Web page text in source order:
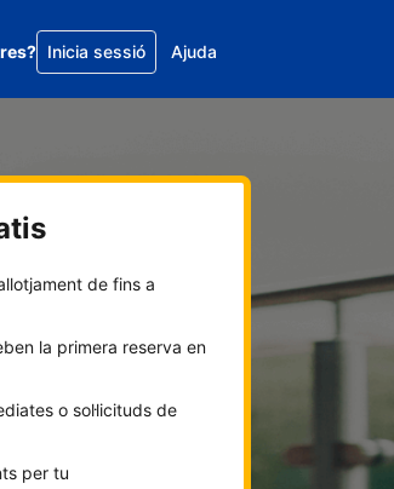
Inicia sessió Ajuda
de fins a
la primera reserva en
o sol·licituds de
per tu